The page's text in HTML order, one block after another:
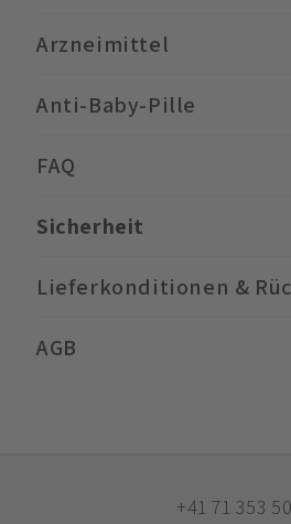
Arzneimittel
Anti-Baby-Pille
FAQ
Sicherheit
Lieferkonditionen &
AGB
+41 71 353